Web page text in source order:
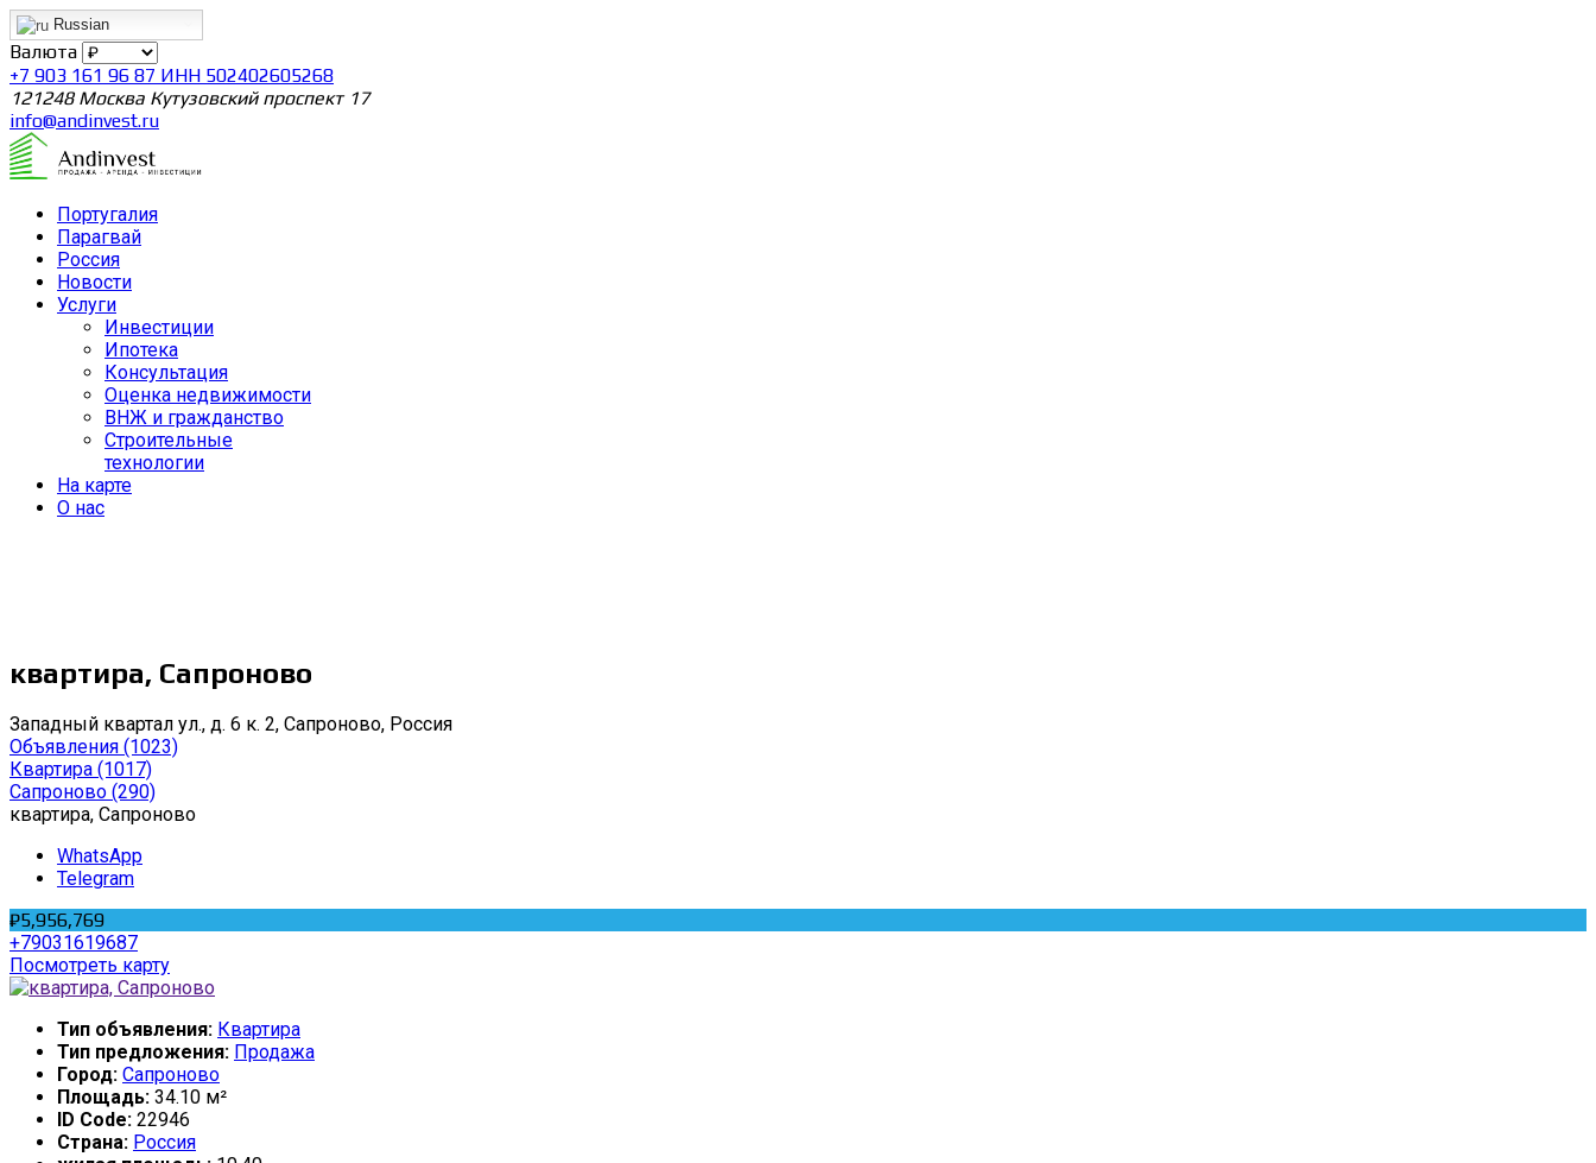
Russian
Валюта
+7 903 161 96 87 ИНН 502402605268
121248 Москва Кутузовский проспект 17
info@andinvest.ru
Португалия
Парагвай
Россия
Новости
Услуги
Инвестиции
Ипотека
Консультация
Оценка недвижимости
ВНЖ и гражданство
Строительные
технологии
На карте
О нас
квартира, Сапроново
Западный квартал ул., д. 6 к. 2, Сапроново, Россия
Объявления (1023)
Квартира (1017)
Сапроново (290)
квартира, Сапроново
WhatsApp
Telegram
₽5,956,769
+79031619687
Посмотреть карту
Тип объявления: Квартира
Тип предложения: Продажа
Город: Сапроново
Площадь: 34.10 м²
ID Code: 22946
Страна: Россия